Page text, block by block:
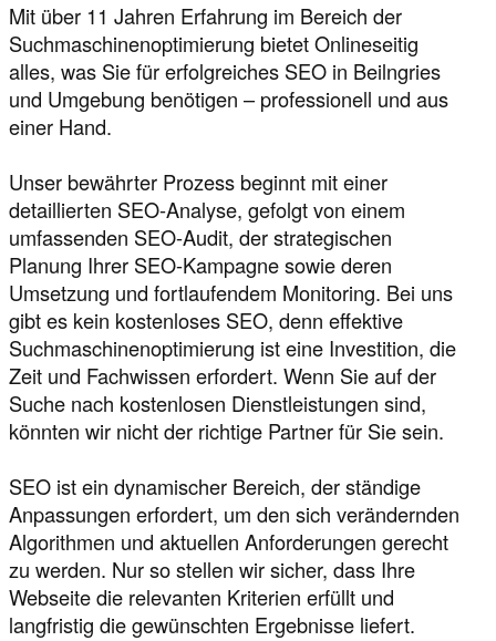
Mit über 11 Jahren Erfahrung im Bereich der
Suchmaschinenoptimierung bietet Onlineseitig
alles, was Sie für erfolgreiches SEO in Beilngries
und Umgebung benötigen – professionell und aus
einer Hand.
Unser bewährter Prozess beginnt mit einer
detaillierten SEO-Analyse, gefolgt von einem
umfassenden SEO-Audit, der strategischen
Planung Ihrer SEO-Kampagne sowie deren
Umsetzung und fortlaufendem Monitoring. Bei uns
gibt es kein kostenloses SEO, denn effektive
Suchmaschinenoptimierung ist eine Investition, die
Zeit und Fachwissen erfordert. Wenn Sie auf der
Suche nach kostenlosen Dienstleistungen sind,
könnten wir nicht der richtige Partner für Sie sein.
SEO ist ein dynamischer Bereich, der ständige
Anpassungen erfordert, um den sich verändernden
Algorithmen und aktuellen Anforderungen gerecht
zu werden. Nur so stellen wir sicher, dass Ihre
Webseite die relevanten Kriterien erfüllt und
langfristig die gewünschten Ergebnisse liefert.